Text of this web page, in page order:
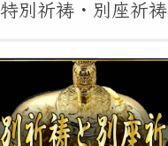
特別祈祷・別座祈祷